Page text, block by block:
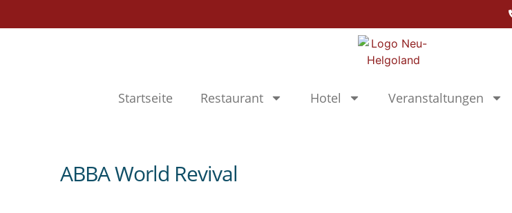
Startseite Restaurant Hotel Veranstaltungen
ABBA World Revival